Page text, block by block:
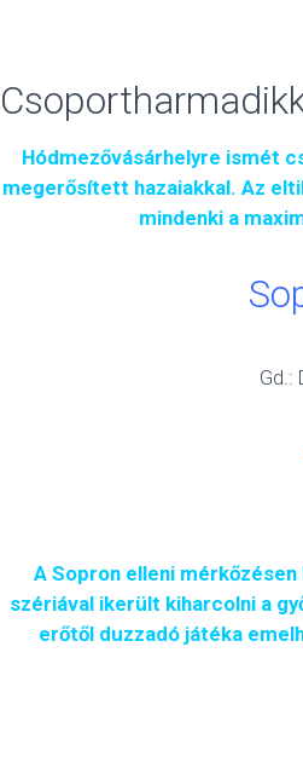
Hódmezővásárhelyre ismét
megerősített hazaiakkal. Az
mindenki a
Gd.:
A Sopron elleni
szériával ikerült kiharcolni a
erőtől duzzadó játéka